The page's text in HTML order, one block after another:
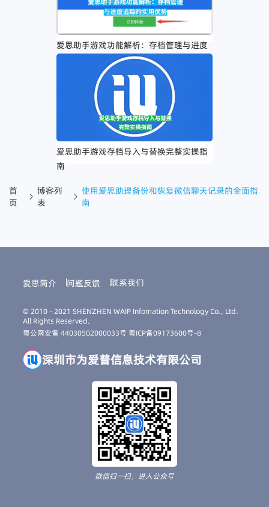
爱思助手游戏功能解析：存档管理与进度
追踪的实用优势
爱思助手游戏存档导入与替换完整实操指
南
首
页
博客列
表
使用爱思助理备份和恢复微信聊天记录的全面指
南
爱思简介 问题反馈 联系我们
© 2010 - 2021 SHENZHEN WAIP Infomation Technology Co., Ltd.
All Rights Reserved.
粤公网安备 44030502000033号粤ICP备09173600号-8
深圳市为爱普信息技术有限公司
微信扫一扫，进入公众号